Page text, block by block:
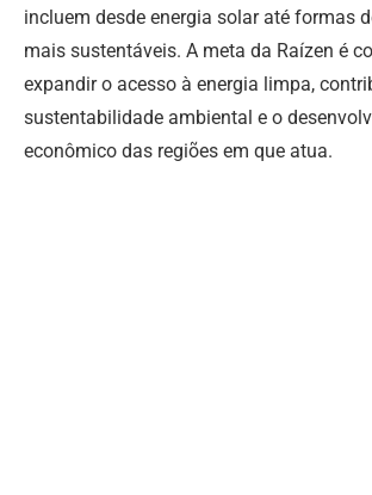
incluem desde energia solar até formas
mais sustentáveis. A meta da Raízen é
expandir o acesso à energia limpa,
sustentabilidade ambiental e o
econômico das regiões em que atua.